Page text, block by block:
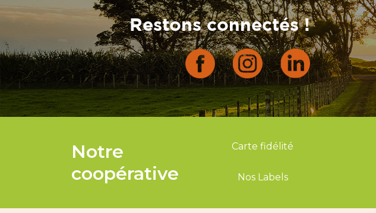
Restons connectés !
Notre
coopérative
Carte fidélité
Nos Labels